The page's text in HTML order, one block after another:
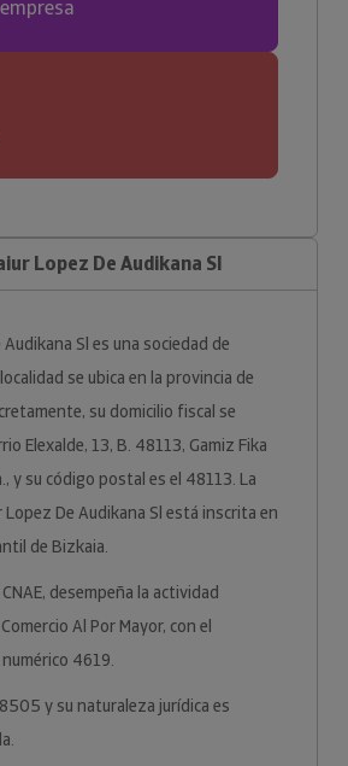
Lopez De Audikana Sl
Sl es una sociedad de
se ubica en la provincia de
su domicilio fiscal se
Elexalde, 13, B. 48113, Gamiz Fika
y su código postal es el 48113. La
Lopez De Audikana Sl está inscrita en
de Bizkaia.
desempeña la actividad
Al Por Mayor, con el
4619.
y su naturaleza jurídica es